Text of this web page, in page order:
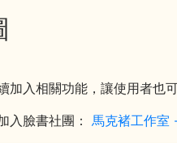
加入相關功能，讓使用者也
入臉書社團： 馬克褚工作室